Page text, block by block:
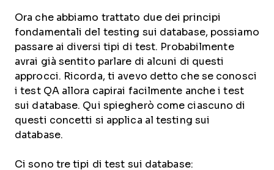
Ora che abbiamo trattato due dei principi
fondamentali del testing sui database, possiamo
passare ai diversi tipi di test. Probabilmente
avrai già sentito parlare di alcuni di questi
approcci. Ricorda, ti avevo detto che se conosci
i test QA allora capirai facilmente anche i test
sui database. Qui spiegherò come ciascuno di
questi concetti si applica al testing sui
database.
Ci sono tre tipi di test sui database: